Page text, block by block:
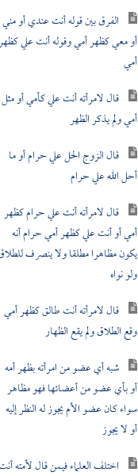
الفرق بين قوله أنت عندي أو مني
أو معي كظهر أمي وقوله أنت علي كظهر
أمي
قال لامرأته أنت علي كأمي أو مثل
أمي ولم يذكر الظهر
قال الزوج الحل علي حرام أو ما
أحل الله علي حرام
قال لامرأته أنت علي حرام كظهر
أمي أو أنت علي كظهر أمي حرام أنه
يكون مظاهرا مطلقا ولا ينصرف للطلاق
ولو نواه
قال لامرأته أنت طالق كظهر أمي
وقع الطلاق ولم يقع الظهار
شبه أي عضو من امرأته بظهر أمه
أو بأي عضو من أعضائها فهو مظاهر
سواء كان عضو الأم يجوز له النظر إليه
أو لا يجوز
اختلف العلماء فيمن قال لأمته أنت